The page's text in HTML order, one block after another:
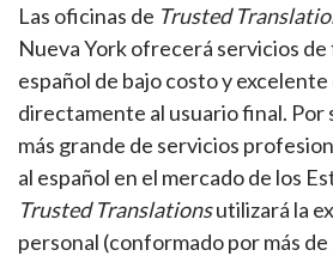
Las oficinas de Trusted
Nueva York ofrecerá servicios
español de bajo costo y excelente
directamente al usuario final. Por
más grande de servicios
al español en el mercado de los
Trusted Translationsutilizará la
personal (conformado por más